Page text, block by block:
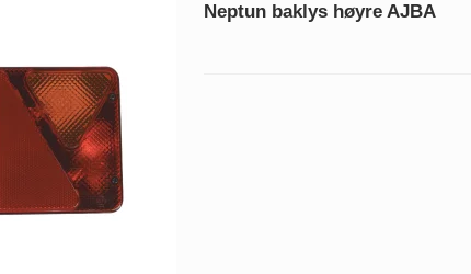
Neptun baklys høyre AJBA